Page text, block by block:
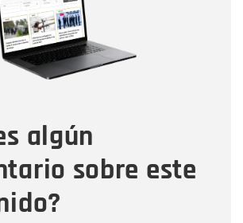
algún
sobre este